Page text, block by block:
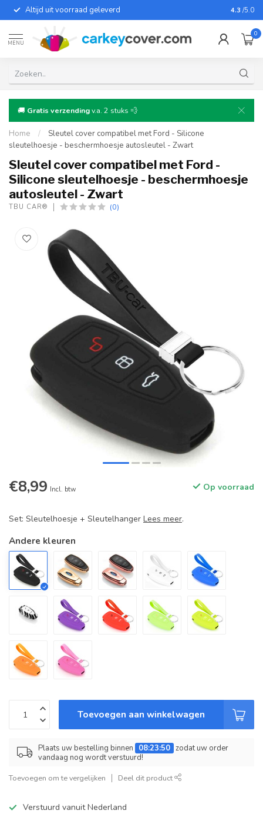
Altijd uit voorraad geleverd Voor
4.3 /5.0
MENU
0
🚚 Gratis verzendingv.a. 2 stuks 💨
Home /
Sleutel cover compatibel met Ford - Silicone
sleutelhoesje - beschermhoesje autosleutel - Zwart
Sleutel cover compatibel met Ford -
Silicone sleutelhoesje - beschermhoesje
autosleutel - Zwart
TBU CAR® (0)
€8,99 Incl. btw Op voorraad
Set: Sleutelhoesje + Sleutelhanger Lees meer.
Andere kleuren
Toevoegen aan winkelwagen
Plaats uw bestelling binnen 08:23:50 zodat uw order
vandaag nog wordt verstuurd!
Toevoegen om te vergelijken Deel dit product
Verstuurd vanuit Nederland